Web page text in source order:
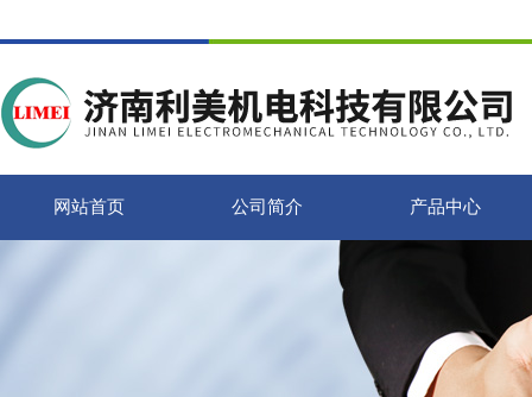
网站首页 公司简介 产品中心